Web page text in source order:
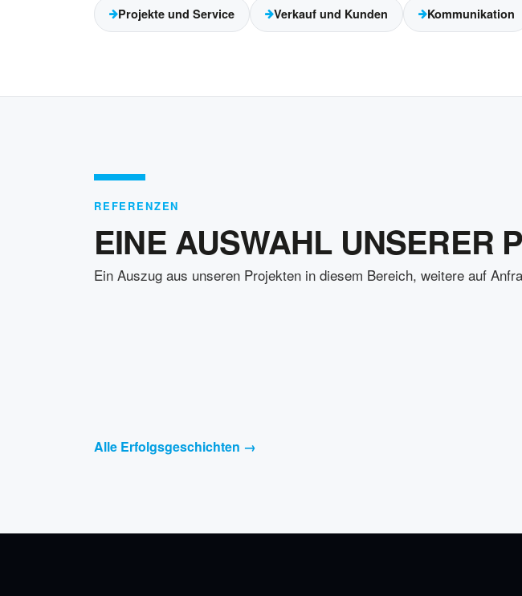
Projekte und Service Verkauf und Kunden Kommunikation
REFERENZEN
EINE AUSWAHL UNSERER
Ein Auszug aus unseren Projekten in diesem Bereich, weitere auf
Alle Erfolgsgeschichten →